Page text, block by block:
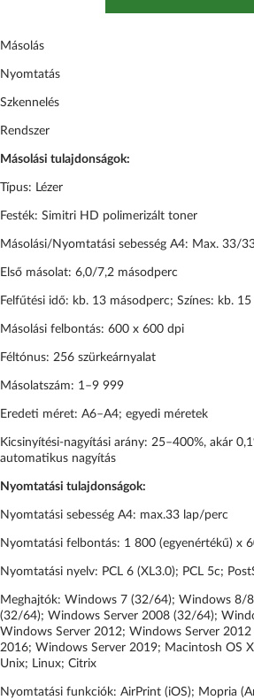
Másolás
Nyomtatás
Szkennelés
Rendszer
Másolási tulajdonságok:
Típus: Lézer
Festék: Simitri HD polimerizált toner
Másolási/Nyomtatási sebesség A4: Max. 33/
Első másolat: 6,0/7,2 másodperc
Felfűtési idő: kb. 13 másodperc; Színes: kb.
Másolási felbontás: 600 x 600 dpi
Féltónus: 256 szürkeárnyalat
Másolatszám: 1–9 999
Eredeti méret: A6–A4; egyedi méretek
Kicsinyítési-nagyítási arány: 25–400%, akár
automatikus nagyítás
Nyomtatási tulajdonságok:
Nyomtatási sebesség A4: max.33 lap/perc
Nyomtatási felbontás: 1 800 (egyenértékű) x
Nyomtatási nyelv: PCL 6 (XL3.0); PCL 5c;
Meghajtók: Windows 7 (32/64); Windows 8/
(32/64); Windows Server 2008 (32/64);
Windows Server 2012; Windows Server
2016; Windows Server 2019; Macintosh OS
Unix; Linux; Citrix
Nyomtatási funkciók: AirPrint (iOS); Mopria